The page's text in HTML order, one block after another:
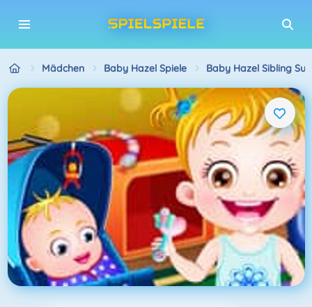
Mädchen Baby Hazel Spiele Baby Hazel Sibling